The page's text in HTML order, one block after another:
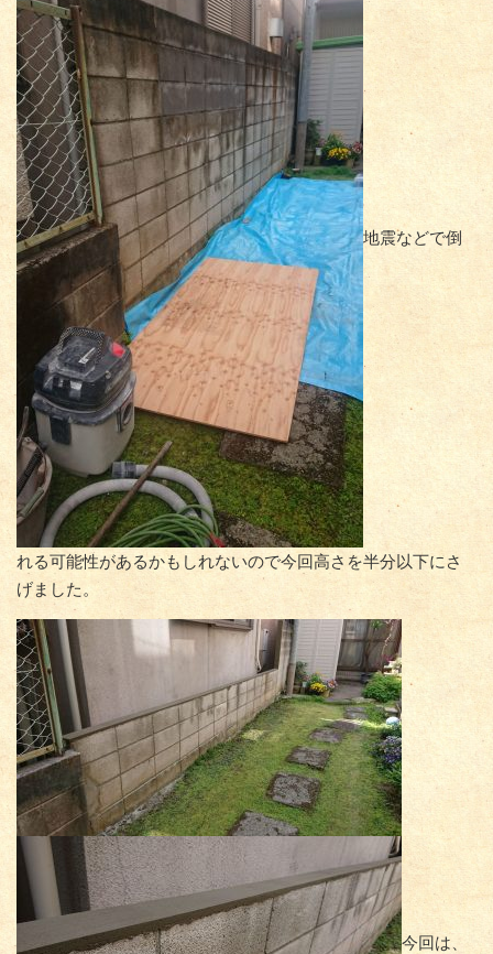
地震などで倒
れる可能性があるかもしれないので今回高さを半分以下にさ
げました。
今回は、